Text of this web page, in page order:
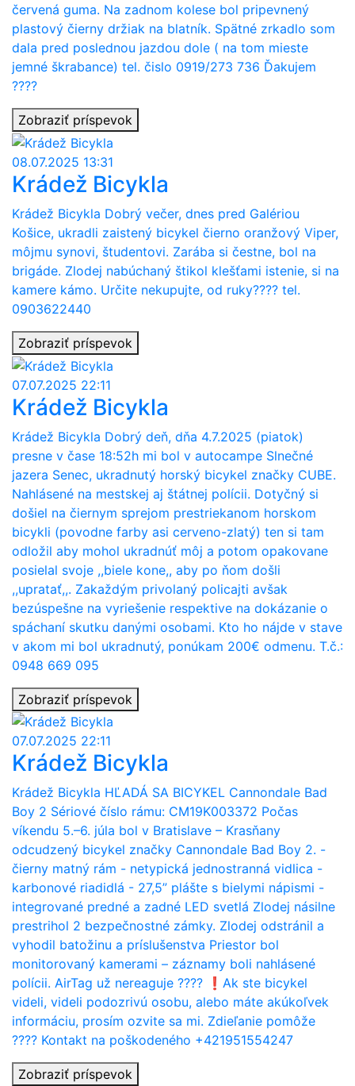
červená guma. Na zadnom kolese bol pripevnený
plastový čierny držiak na blatník. Spätné zrkadlo som
dala pred poslednou jazdou dole ( na tom mieste
jemné škrabance) tel. čislo 0919/273 736 Ďakujem
????
Zobraziť príspevok
08.07.2025 13:31
Krádež Bicykla
Krádež Bicykla Dobrý večer, dnes pred Galériou
Košice, ukradli zaistený bicykel čierno oranžový Viper,
môjmu synovi, študentovi. Zarába si čestne, bol na
brigáde. Zlodej nabúchaný štikol klešťami istenie, si na
kamere kámo. Určite nekupujte, od ruky???? tel.
0903622440
Zobraziť príspevok
07.07.2025 22:11
Krádež Bicykla
Krádež Bicykla Dobrý deň, dňa 4.7.2025 (piatok)
presne v čase 18:52h mi bol v autocampe Slnečné
jazera Senec, ukradnutý horský bicykel značky CUBE.
Nahlásené na mestskej aj štátnej polícii. Dotyčný si
došiel na čiernym sprejom prestriekanom horskom
bicykli (povodne farby asi cerveno-zlatý) ten si tam
odložil aby mohol ukradnúť môj a potom opakovane
posielal svoje ,,biele kone,, aby po ňom došli
,,upratať,,. Zakaždým privolaný policajti avšak
bezúspešne na vyriešenie respektive na dokázanie o
spáchaní skutku danými osobami. Kto ho nájde v stave
v akom mi bol ukradnutý, ponúkam 200€ odmenu. T.č.:
0948 669 095
Zobraziť príspevok
07.07.2025 22:11
Krádež Bicykla
Krádež Bicykla HĽADÁ SA BICYKEL Cannondale Bad
Boy 2 Sériové číslo rámu: CM19K003372 Počas
víkendu 5.–6. júla bol v Bratislave – Krasňany
odcudzený bicykel značky Cannondale Bad Boy 2. -
čierny matný rám - netypická jednostranná vidlica -
karbonové riadidlá - 27,5” plášte s bielymi nápismi -
integrované predné a zadné LED svetlá Zlodej násilne
prestrihol 2 bezpečnostné zámky. Zlodej odstránil a
vyhodil batožinu a príslušenstva Priestor bol
monitorovaný kamerami – záznamy boli nahlásené
polícii. AirTag už nereaguje ???? ❗️Ak ste bicykel
videli, videli podozrivú osobu, alebo máte akúkoľvek
informáciu, prosím ozvite sa mi. Zdieľanie pomôže
???? Kontakt na poškodeného +421951554247
Zobraziť príspevok